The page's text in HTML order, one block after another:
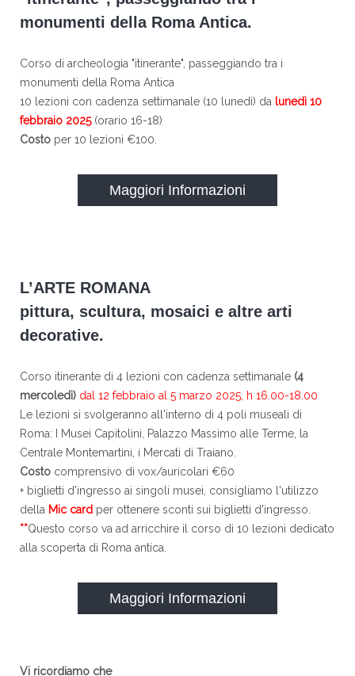
monumenti della Roma Antica.
Corso di archeologia "itinerante", passeggiando tra i
monumenti della Roma Antica
10 lezioni con cadenza settimanale (10 lunedì) da lunedì 10
febbraio 2025(orario 16-18)
Costo per 10 lezioni €100.
Maggiori Informazioni
L’ARTE ROMANA
pittura, scultura, mosaici e altre arti
decorative.
Corso itinerante di 4 lezioni con cadenza settimanale (4
mercoledì) dal 12 febbraio al 5 marzo 2025, h 16.00-18.00
Le lezioni si svolgeranno all'interno di 4 poli museali di
Roma: I Musei Capitolini, Palazzo Massimo alle Terme, la
Centrale Montemartini, i Mercati di Traiano.
Costo comprensivo di vox/auricolari €60
+ biglietti d'ingresso ai singoli musei, consigliamo l'utilizzo
della Mic card per ottenere sconti sui biglietti d'ingresso.
**Questo corso va ad arricchire il corso di 10 lezioni dedicato
alla scoperta di Roma antica.
Maggiori Informazioni
Vi ricordiamo che